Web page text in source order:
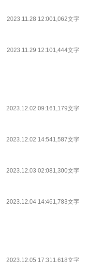
2023.11.28 12:001,062文字
2023.11.29 12:101,444文字
2023.12.02 09:161,179文字
2023.12.02 14:541,587文字
2023.12.03 02:081,300文字
2023.12.04 14:461,783文字
2023.12.05 17:311,618文字